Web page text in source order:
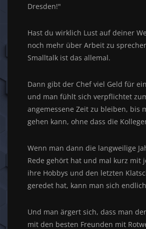
Dresden!"
Hast du wirklich Lust auf deiner
noch mehr über Arbeit zu
Smalltalk ist das allemal.
Dann gibt der Chef viel Geld für
und man fühlt sich verpflichtet
angemessene Zeit zu bleiben, bis
gehen kann, ohne dass die
Wenn man dann die langweilige
Rede gehört hat und mal kurz mit
ihre Hobbys und den letzten
geredet hat, kann man sich
Und man ärgert sich, dass man
mit den besten Freunden mit